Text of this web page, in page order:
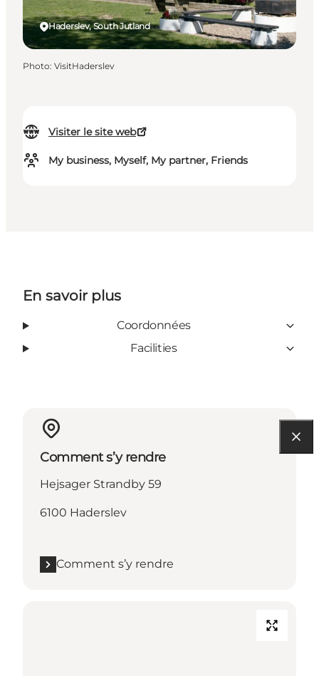
Visiter le site web
My business, Myself, My partner, Friends
Haderslev, South Jutland
Photo: VisitHaderslev
En savoir plus
Coordonnées
Facilities
Comment s’y rendre
Hejsager Strandby 59
6100 Haderslev
Comment s’y rendre